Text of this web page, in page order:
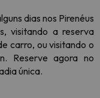
dias nos Pirenéus
visitando a reserva
carro, ou visitando o
Reserve agora no
única.